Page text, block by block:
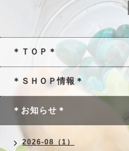
＊ＴＯＰ＊
＊ＳＨＯＰ情報＊
＊お知らせ＊
2026-08（1）